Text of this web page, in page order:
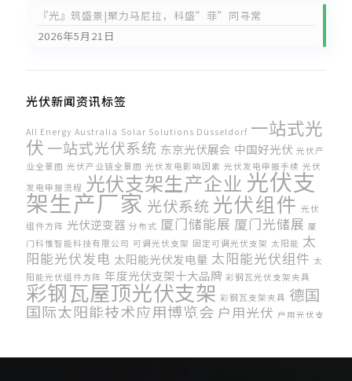
『光』筑盛景|聚力马尼拉，科盛”菲”同寻常
2026年5月21日
光伏新闻资讯标签
All Energy Australia Solar Solutions Düsseldorf 一站式光
伏 一站式光伏系统 东京光伏展会 中国好光伏 光伏产
业全景图 光伏产业链全景图 光伏发电影响因素 光伏发电申报手续 光伏
发电申报流程 光伏支架生产企业 光伏支
架生产厂家 光伏系统 光伏组件 光伏
组件方阵 光伏逆变器 分布式 厦门储能展 厦门光储展 厦
门科惟智能科技有限公司 可调光伏支架 固定可调光伏支架 太阳能 太
阳能光伏发电 太阳能光伏发电量 太阳能光伏组件 太
阳能光伏组件方阵 年度光伏支架十大品牌 彩钢瓦光伏支架夹具
彩钢瓦屋顶光伏支架 彩钢瓦支架夹具 德国
国际太阳能技术应用博览会 户用光伏 户用光伏支
亚国际能源展科盛新能源美国国际太阳能展